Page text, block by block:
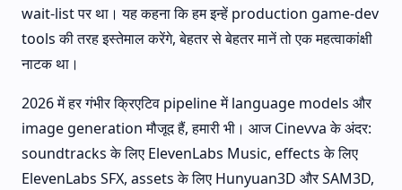
wait-list पर था। यह कहना कि हम इन्हें production game-dev
tools की तरह इस्तेमाल करेंगे, बेहतर से बेहतर मानें तो एक महत्वाकांक्षी
नाटक था।
2026 में हर गंभीर क्रिएटिव pipeline में language models और
image generation मौजूद हैं, हमारी भी। आज Cinevva के अंदर:
soundtracks के लिए ElevenLabs Music, effects के लिए
ElevenLabs SFX, assets के लिए Hunyuan3D और SAM3D,